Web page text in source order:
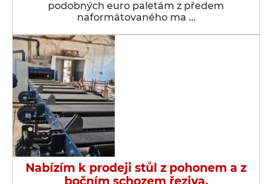
podobných euro paletám z předem
naformátovaného ma …
Nabízím k prodeji stůl z pohonem a z